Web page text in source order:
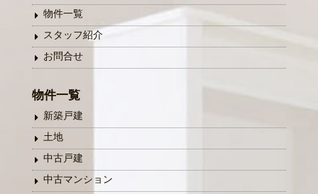
物件一覧
スタッフ紹介
お問合せ
物件一覧
新築戸建
土地
中古戸建
中古マンション